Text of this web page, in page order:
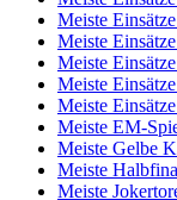
Meiste
Meiste
Meiste
Meiste
Meiste
Meiste EM-
Meiste Gelbe
Meiste
Meiste